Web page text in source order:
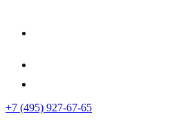
+7 (495) 927-67-65